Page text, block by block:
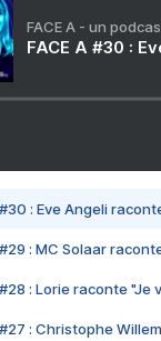
FACE A - un
FACE A #30 :
#30 : Eve Angeli
#29 : MC Solaar
#28 : Lorie raconte "Je
#27 : Christophe